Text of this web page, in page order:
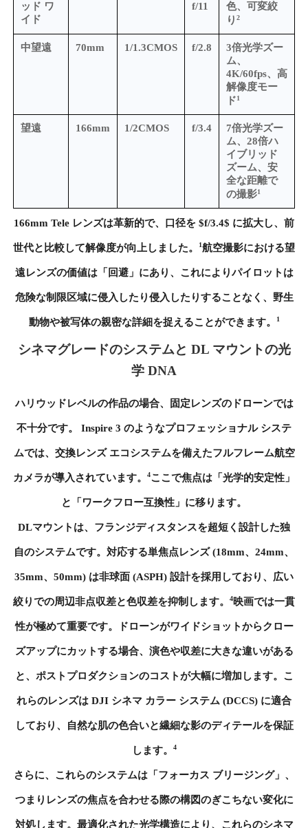
ッド ワ
イド
f/11
色、可変絞
り 2
中望遠 70mm 1/1.3CMOS f/2.8
3倍光学ズー
ム、
4K/60fps、高
解像度モー
ド1
望遠 166mm 1/2CMOS f/3.4
7倍光学ズー
ム、28倍ハ
イブリッド
ズーム、安
全な距離で
の撮影1
166mm Tele レンズは革新的で、口径を $f/3.4$ に拡大し、前
世代と比較して解像度が向上しました。 1航空撮影における望
遠レンズの価値は「回避」にあり、これによりパイロットは
危険な制限区域に侵入したり侵入したりすることなく、野生
動物や被写体の親密な詳細を捉えることができます。 1
シネマグレードのシステムと DL マウントの光
学 DNA
ハリウッドレベルの作品の場合、固定レンズのドローンでは
不十分です。 Inspire 3 のようなプロフェッショナル システ
ムでは、交換レンズ エコシステムを備えたフルフレーム航空
カメラが導入されています。 4ここで焦点は「光学的安定性」
と「ワークフロー互換性」に移ります。
DLマウントは、フランジディスタンスを超短く設計した独
自のシステムです。対応する単焦点レンズ (18mm、24mm、
35mm、50mm) は非球面 (ASPH) 設計を採用しており、広い
絞りでの周辺非点収差と色収差を抑制します。 4映画では一貫
性が極めて重要です。ドローンがワイドショットからクロー
ズアップにカットする場合、演色や収差に大きな違いがある
と、ポストプロダクションのコストが大幅に増加します。こ
れらのレンズは DJI シネマ カラー システム (DCCS) に適合
しており、自然な肌の色合いと繊細な影のディテールを保証
します。 4
さらに、これらのシステムは「フォーカス ブリージング」、
つまりレンズの焦点を合わせる際の構図のぎこちない変化に
対処します。最適化された光学構造により、これらのシネマ